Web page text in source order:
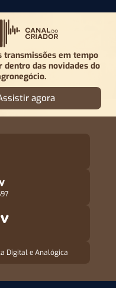
transmissões em tempo
dentro das novidades do
agora
Digital e Analógica